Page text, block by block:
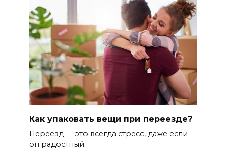
Как упаковать вещи при переезде?
Переезд — это всегда стресс, даже если
он радостный.